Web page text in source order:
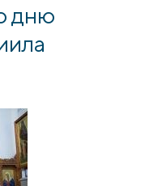
дню